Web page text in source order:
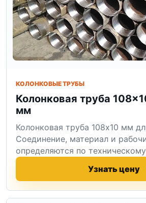
КОЛОНКОВЫЕ ТРУБЫ
Колонковая труба
мм
Колонковая труба 108x10 мм
Соединение, материал и
определяются по
Узнать цену